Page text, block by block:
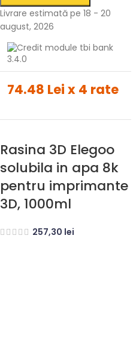
Livrare estimată pe 18 - 20
august, 2026
74.48 Lei x 4 rate
Rasina 3D Elegoo
solubila in apa 8k
pentru imprimante
3D, 1000ml
257,30 lei